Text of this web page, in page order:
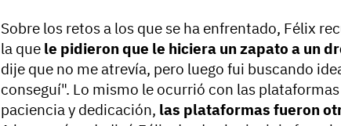
Sobre los retos a los que se ha enfrentado, Félix
la que le pidieron que le hiciera un zapato a un
dije que no me atrevía, pero luego fui buscando
conseguí". Lo mismo le ocurrió con las
paciencia y dedicación, las plataformas fueron